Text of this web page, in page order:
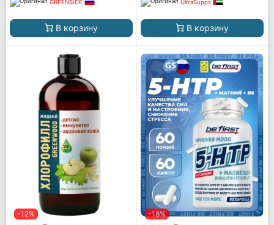
GREENSIDE
В корзину
UltraSupps
В корзину
-12% -18%